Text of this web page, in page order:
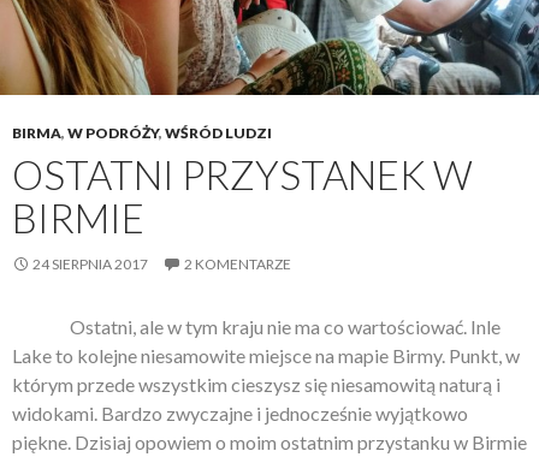
BIRMA, W PODRÓŻY, WŚRÓD LUDZI
OSTATNI PRZYSTANEK W
BIRMIE
24 SIERPNIA 2017 2 KOMENTARZE
Ostatni, ale w tym kraju nie ma co wartościować. Inle
Lake to kolejne niesamowite miejsce na mapie Birmy. Punkt, w
którym przede wszystkim cieszysz się niesamowitą naturą i
widokami. Bardzo zwyczajne i jednocześnie wyjątkowo
piękne. Dzisiaj opowiem o moim ostatnim przystanku w Birmie